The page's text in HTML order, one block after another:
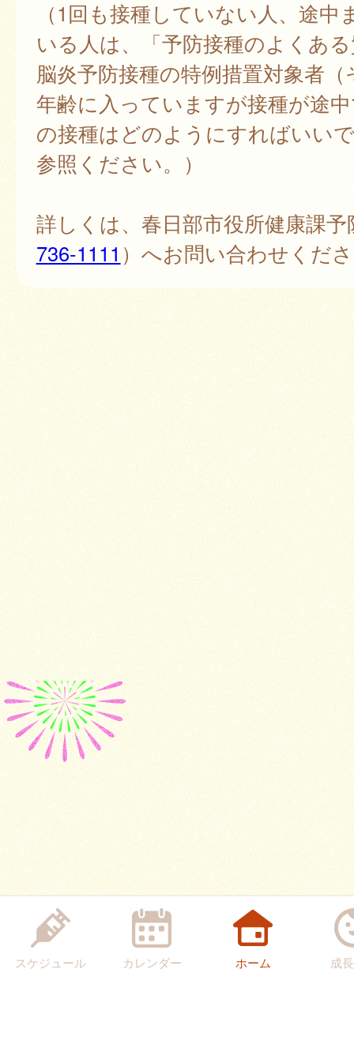
（1回も接種していない人、途中
いる人は、「予防接種のよくあ
脳炎予防接種の特例措置対象者
年齢に入っていますが接種が途
の接種はどのようにすればいい
参照ください。）
詳しくは、春日部市役所健康課予
736-1111 ）へお問い合わせくだ
スケジュール カレンダー ホーム 成